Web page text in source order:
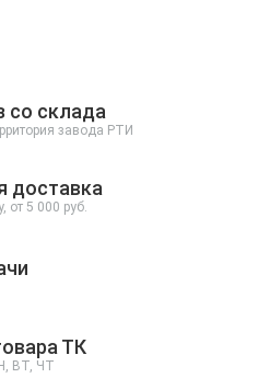
со склада
завода РТИ
доставка
от 5 000 руб.
ТК
ВТ, ЧТ